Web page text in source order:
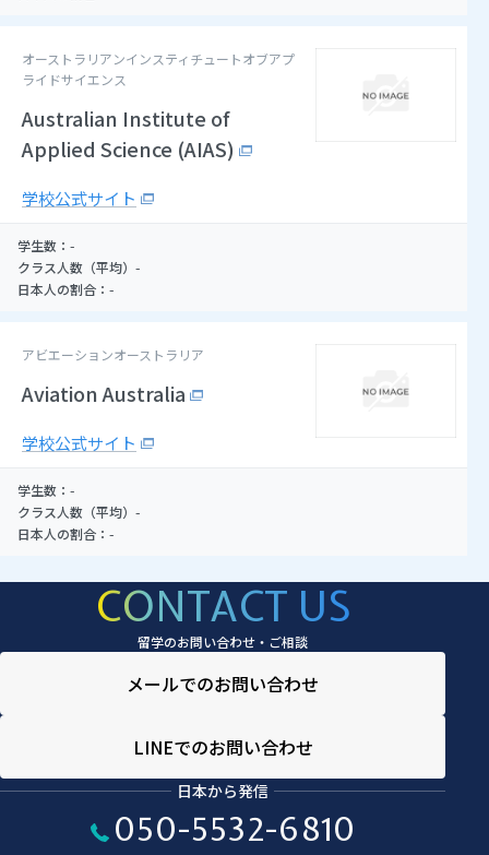
オーストラリアンインスティチュートオブアプ
ライドサイエンス
Australian Institute of
Applied Science (AIAS)
学校公式サイト
学生数： -
クラス人数（平均） -
日本人の割合： -
アビエーションオーストラリア
Aviation Australia
学校公式サイト
学生数： -
クラス人数（平均） -
日本人の割合： -
CONTACT US
留学のお問い合わせ・ご相談
メールでのお問い合わせ
LINEでのお問い合わせ
日本から発信
050-5532-6810